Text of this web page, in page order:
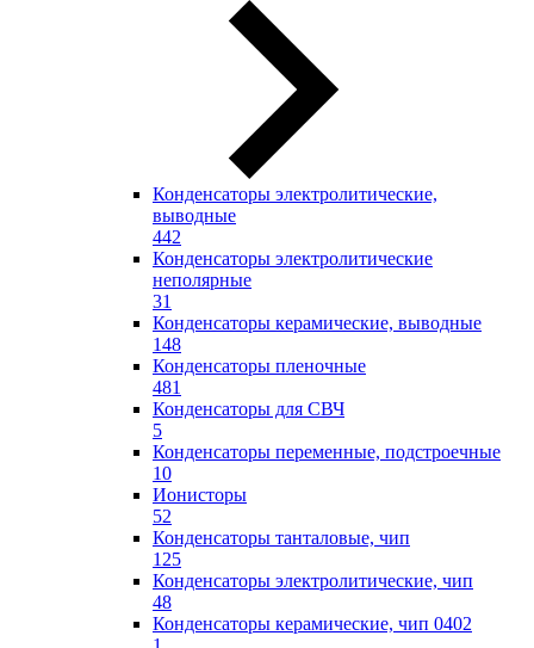
Конденсаторы электролитические,
выводные
442
Конденсаторы электролитические
неполярные
31
Конденсаторы керамические, выводные
148
Конденсаторы пленочные
481
Конденсаторы для СВЧ
5
Конденсаторы переменные, подстроечные
10
Ионисторы
52
Конденсаторы танталовые, чип
125
Конденсаторы электролитические, чип
48
Конденсаторы керамические, чип 0402